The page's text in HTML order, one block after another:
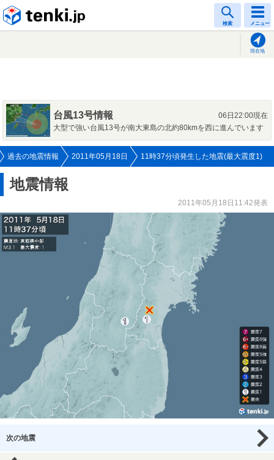
検索 メニュー
現在地
台風13号情報
06日22:00現在
大型で強い台風13号が南大東島の北約80kmを西に進んでいます
過去の地震情報 2011年05月18日 11時37分頃発生した地震(最大震度1)
地震情報
2011年05月18日11:42発表
次の地震